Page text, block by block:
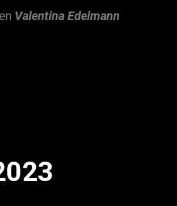
Valentina Edelmann